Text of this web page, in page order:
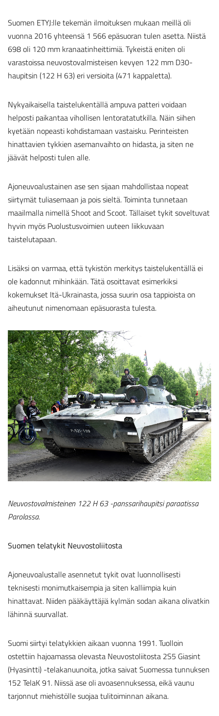
Suomen ETYJ:lle tekemän ilmoituksen mukaan meillä oli
vuonna 2016 yhteensä 1 566 epäsuoran tulen asetta. Niistä
698 oli 120 mm kranaatinheittimiä. Tykeistä eniten oli
varastoissa neuvostovalmisteisen kevyen 122 mm D30-
haupitsin (122 H 63) eri versioita (471 kappaletta).
Nykyaikaisella taistelukentällä ampuva patteri voidaan
helposti paikantaa vihollisen lentoratatutkilla. Näin siihen
kyetään nopeasti kohdistamaan vastaisku. Perinteisten
hinattavien tykkien asemanvaihto on hidasta, ja siten ne
jäävät helposti tulen alle.
Ajoneuvoalustainen ase sen sijaan mahdollistaa nopeat
siirtymät tuliasemaan ja pois sieltä. Toiminta tunnetaan
maailmalla nimellä Shoot and Scoot. Tällaiset tykit soveltuvat
hyvin myös Puolustusvoimien uuteen liikkuvaan
taistelutapaan.
Lisäksi on varmaa, että tykistön merkitys taistelukentällä ei
ole kadonnut mihinkään. Tätä osoittavat esimerkiksi
kokemukset Itä-Ukrainasta, jossa suurin osa tappioista on
aiheutunut nimenomaan epäsuorasta tulesta.
Neuvostovalmisteinen 122 H 63 -panssarihaupitsi paraatissa
Parolassa.
Suomen telatykit Neuvostoliitosta
Ajoneuvoalustalle asennetut tykit ovat luonnollisesti
teknisesti monimutkaisempia ja siten kalliimpia kuin
hinattavat. Niiden pääkäyttäjiä kylmän sodan aikana olivatkin
lähinnä suurvallat.
Suomi siirtyi telatykkien aikaan vuonna 1991. Tuolloin
ostettiin hajoamassa olevasta Neuvostoliitosta 2S5 Giasint
(Hyasintti) -telakanuunoita, jotka saivat Suomessa tunnuksen
152 TelaK 91. Niissä ase oli avoasennuksessa, eikä vaunu
tarjonnut miehistölle suojaa tulitoiminnan aikana.